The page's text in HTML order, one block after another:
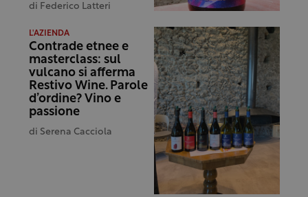
di Federico Latteri
L'AZIENDA
Contrade etnee e
masterclass: sul
vulcano si afferma
Restivo Wine. Parole
d’ordine? Vino e
passione
di Serena Cacciola